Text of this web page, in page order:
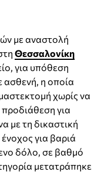
με αναστολή
Θεσσαλονίκη
για υπόθεση
ασθενή, η οποία
χωρίς να
προδιάθεση για
με τη δικαστική
για βαριά
δόλο, σε βαθμό
μετατράπηκε